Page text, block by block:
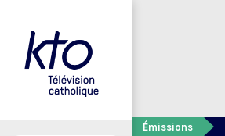
Émissions